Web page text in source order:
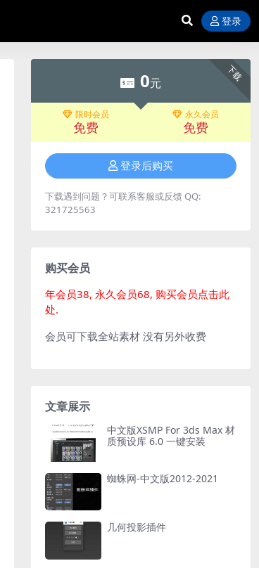
登录
下载
0元
限时会员
免费
永久会员
免费
登录后购买
下载遇到问题？可联系客服或反馈 QQ:
321725563
购买会员
年会员38, 永久会员68, 购买会员点击此
处.
会员可下载全站素材 没有另外收费
文章展示
中文版XSMP For 3ds Max 材
质预设库 6.0 一键安装
蜘蛛网-中文版2012-2021
几何投影插件